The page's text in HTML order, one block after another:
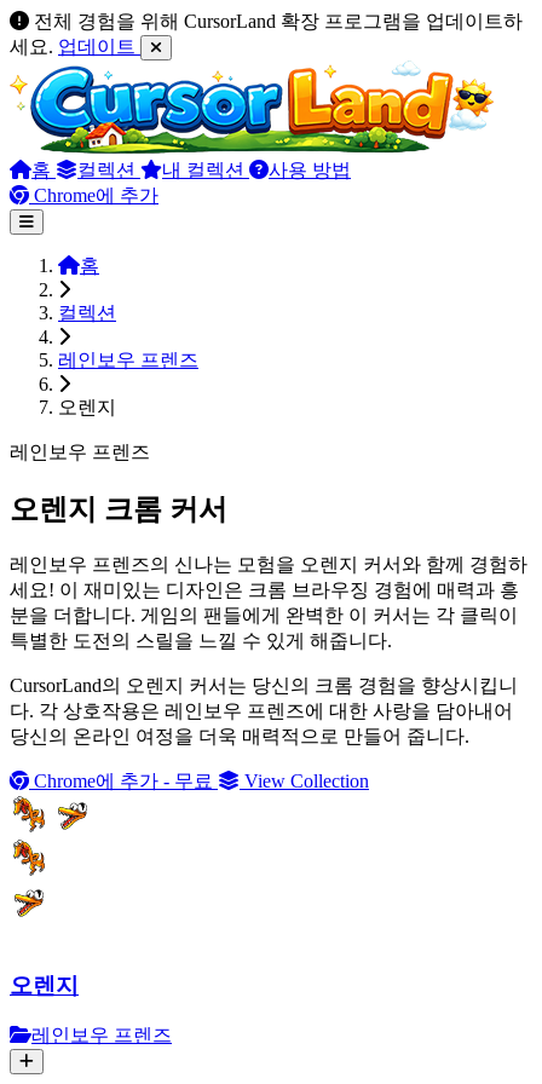
전체 경험을 위해 CursorLand 확장 프로그램을 업데이트하
세요. 업데이트
홈 컬렉션 내 컬렉션
사용 방법
Chrome에 추가
홈
컬렉션
레인보우 프렌즈
오렌지
레인보우 프렌즈
오렌지 크롬 커서
레인보우 프렌즈의 신나는 모험을 오렌지 커서와 함께 경험하
세요! 이 재미있는 디자인은 크롬 브라우징 경험에 매력과 흥
분을 더합니다. 게임의 팬들에게 완벽한 이 커서는 각 클릭이
특별한 도전의 스릴을 느낄 수 있게 해줍니다.
CursorLand의 오렌지 커서는 당신의 크롬 경험을 향상시킵니
다. 각 상호작용은 레인보우 프렌즈에 대한 사랑을 담아내어
당신의 온라인 여정을 더욱 매력적으로 만들어 줍니다.
Chrome에 추가 - 무료 View Collection
오렌지
레인보우 프렌즈